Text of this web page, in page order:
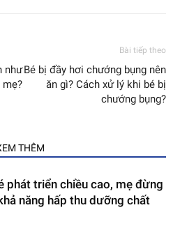
như
Bài tiếp theo
Bé bị đầy hơi chướng bụng nên
ăn gì? Cách xử lý khi bé bị
chướng bụng?
THÊM
phát triển chiều cao, mẹ đừng
năng hấp thu dưỡng chất